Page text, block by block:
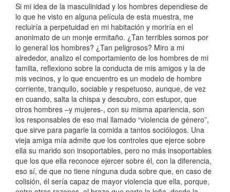
Si mi idea de la masculinidad y los hombres dependiese de
lo que he visto en alguna película de esta muestra, me
recluiría a perpetuidad en mi habitación y moriría en el
anonimato de un monje ermitaño. ¿Tan terribles somos por
lo general los hombres? ¿Tan peligrosos? Miro a mi
alrededor, analizo el comportamiento de los hombres de mi
familia, reflexiono sobre la conducta de mis amigos y la de
mis vecinos, y lo que encuentro es un modelo de hombre
corriente, tranquilo, sociable y respetuoso, aunque, de vez
en cuando, salta la chispa y descubro, con estupor, que
otros hombres –y mujeres-, con su misma apariencia, son
los responsables de eso mal llamado “violencia de género”,
que sirve para pagarle la comida a tantos sociólogos. Una
vieja amiga mía admite que los controles que ejerce sobre
ella su marido son insoportables, pero no más insoportables
que los que ella reconoce ejercer sobre él, con la diferencia,
eso sí, de que no tiene ninguna duda sobre que, en caso de
colisión, él sería capaz de mayor violencia que ella, porque,